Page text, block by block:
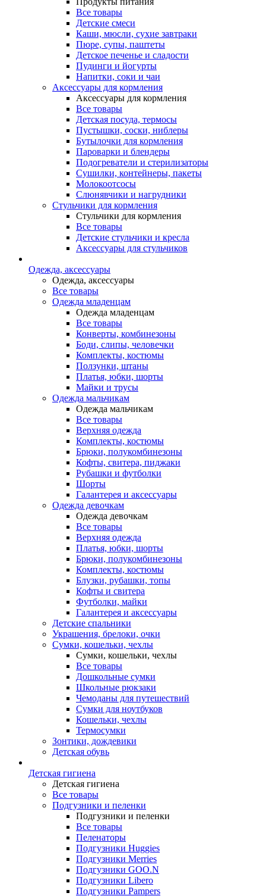
Все товары
Детские смеси
Каши, мюсли, сухие завтраки
Пюре, супы, паштеты
Детское печенье и сладости
Пудинги и йогурты
Напитки, соки и чаи
Аксессуары для кормления
Аксессуары для кормления
Все товары
Детская посуда, термосы
Пустышки, соски, ниблеры
Бутылочки для кормления
Пароварки и блендеры
Подогреватели и стерилизаторы
Сушилки, контейнеры, пакеты
Молокоотсосы
Слюнявчики и нагрудники
Стульчики для кормления
Стульчики для кормления
Все товары
Детские стульчики и кресла
Аксессуары для стульчиков
Одежда, аксессуары
Одежда, аксессуары
Все товары
Одежда младенцам
Одежда младенцам
Все товары
Конверты, комбинезоны
Боди, слипы, человечки
Комплекты, костюмы
Ползунки, штаны
Платья, юбки, шорты
Майки и трусы
Одежда мальчикам
Одежда мальчикам
Все товары
Верхняя одежда
Комплекты, костюмы
Брюки, полукомбинезоны
Кофты, свитера, пиджаки
Рубашки и футболки
Шорты
Галантерея и аксессуары
Одежда девочкам
Одежда девочкам
Все товары
Верхняя одежда
Платья, юбки, шорты
Брюки, полукомбинезоны
Комплекты, костюмы
Блузки, рубашки, топы
Кофты и свитера
Футболки, майки
Галантерея и аксессуары
Детские спальники
Украшения, брелоки, очки
Сумки, кошельки, чехлы
Сумки, кошельки, чехлы
Все товары
Дошкольные сумки
Школьные рюкзаки
Чемоданы для путешествий
Сумки для ноутбуков
Кошельки, чехлы
Термосумки
Зонтики, дождевики
Детская обувь
Детская гигиена
Детская гигиена
Все товары
Подгузники и пеленки
Подгузники и пеленки
Все товары
Пеленаторы
Подгузники Huggies
Подгузники Merries
Подгузники GOO.N
Подгузники Libero
Подгузники Pampers